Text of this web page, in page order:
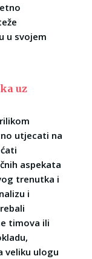
u svojem
uz
utjecati na
aspekata
trenutka i
i
timova ili
veliku ulogu